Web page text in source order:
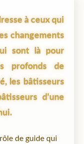
à ceux qui
changements
sont là pour
profonds de
les bâtisseurs
d'une
de guide qui